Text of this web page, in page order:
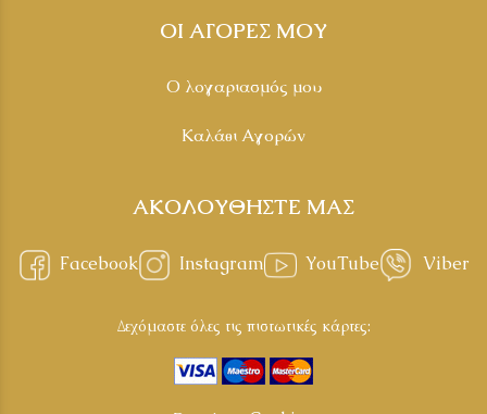
ΟΙ ΑΓΟΡΕΣ ΜΟΥ
Ο λογαριασμός μου
Καλάθι Αγορών
ΑΚΟΛΟΥΘΗΣΤΕ ΜΑΣ
Facebook Instagram YouTube Viber
Δεχόμαστε όλες τις πιστωτικές κάρτες: